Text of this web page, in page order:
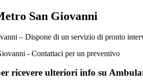
San Giovanni
– Dispone di un servizio di pronto
ricevere ulteriori info su